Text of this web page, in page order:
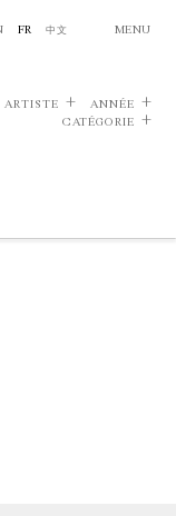
FR 中文 MENU
ARTISTE
ANNÉE
CATÉGORIE